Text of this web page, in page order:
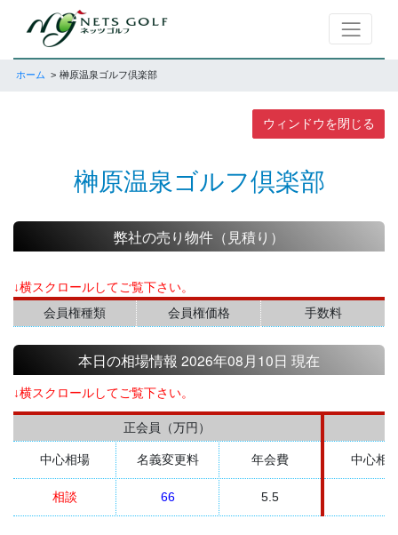
ホーム 榊原温泉ゴルフ倶楽部
ウィンドウを閉じる
榊原温泉ゴルフ倶楽部
弊社の売り物件（見積り）
↓横スクロールしてご覧下さい。
会員権種類
会員権価格 手数料
本日の相場情報 2026年08月10日 現在
↓横スクロールしてご覧下さい。
正会員（万円）
中心相場 名義変更料 年会費 中心相
相談 66 5.5